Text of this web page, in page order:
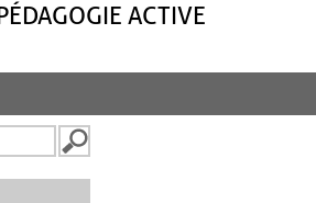
ACTIVE